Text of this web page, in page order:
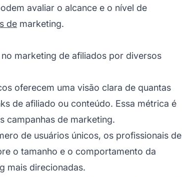
avaliar o alcance e o nível de
de marketing.
marketing de afiliados por diversos
oferecem uma visão clara de quantas
de afiliado ou conteúdo. Essa métrica é
campanhas de marketing.
de usuários únicos, os profissionais de
o tamanho e o comportamento da
mais direcionadas.